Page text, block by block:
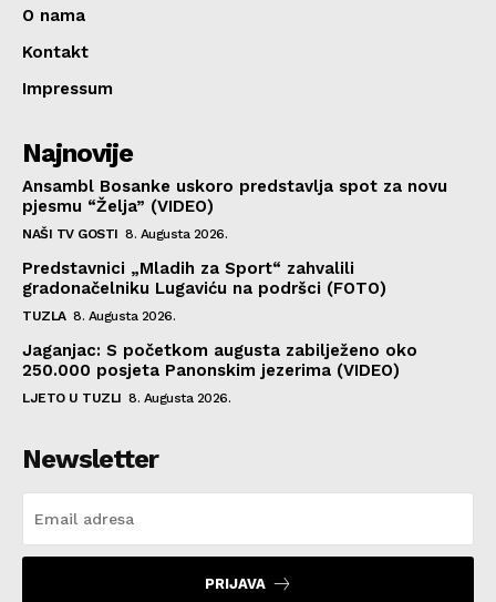
O nama
Kontakt
Impressum
Najnovije
Ansambl Bosanke uskoro predstavlja spot za novu
pjesmu “Želja” (VIDEO)
NAŠI TV GOSTI 8. Augusta 2026.
Predstavnici „Mladih za Sport“ zahvalili
gradonačelniku Lugaviću na podršci (FOTO)
TUZLA 8. Augusta 2026.
Jaganjac: S početkom augusta zabilježeno oko
250.000 posjeta Panonskim jezerima (VIDEO)
LJETO U TUZLI 8. Augusta 2026.
Newsletter
PRIJAVA